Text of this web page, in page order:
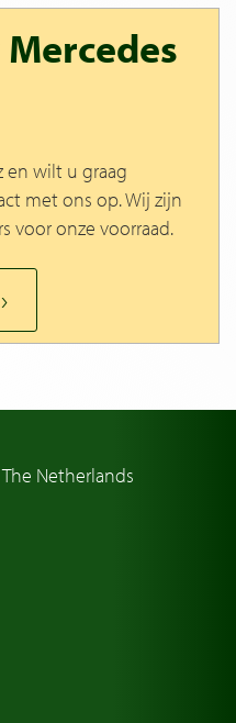
Mercedes
en wilt u graag
met ons op. Wij zijn
voor onze voorraad.
Netherlands